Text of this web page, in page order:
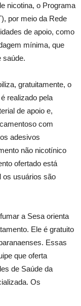
nicotina, o Programa
por meio da Rede
de apoio, como
mínima, que
saúde.
gratuitamente, o
realizado pela
de apoio e,
com
adesivos
não nicotínico
ofertado está
os usuários são
a Sesa orienta
Ele é gratuito
Essas
que oferta
de Saúde da
Os